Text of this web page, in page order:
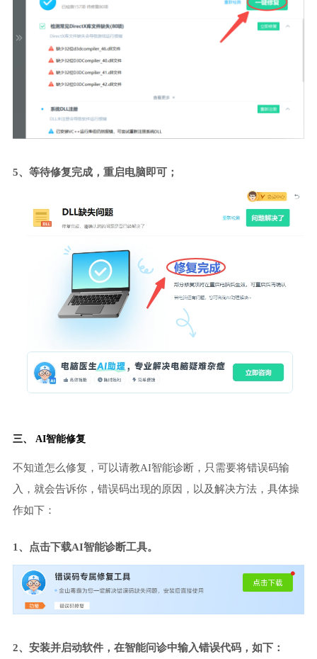
5、等待修复完成，重启电脑即可；
三、 AI智能修复
不知道怎么修复，可以请教AI智能诊断，只需要将错误码输
入，就会告诉你，错误码出现的原因，以及解决方法，具体操
作如下：
1、点击下载AI智能诊断工具。
2、安装并启动软件，在智能问诊中输入错误代码，如下：